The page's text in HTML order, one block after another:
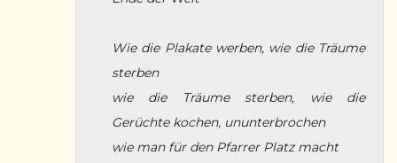
Wie die Plakate werben, wie die Träume
sterben
wie die Träume sterben, wie die
Gerüchte kochen, ununterbrochen
wie man für den Pfarrer Platz macht